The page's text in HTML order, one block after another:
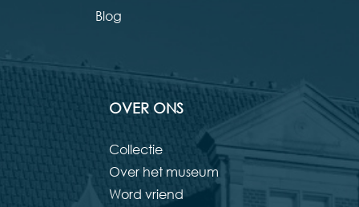
Blog
OVER ONS
Collectie
Over het museum
Word vriend